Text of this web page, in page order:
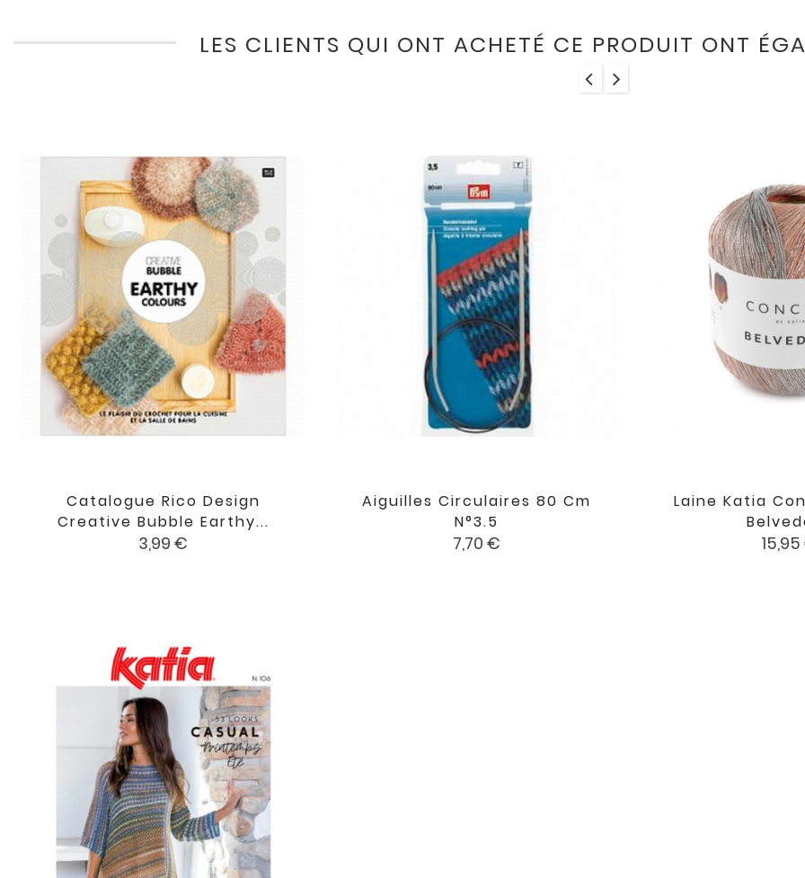
LES CLIENTS QUI ONT ACHETÉ CE PRODUIT ONT
Catalogue Rico Design
Creative Bubble Earthy...
Prix
3,99 €
 favorite
Aiguilles Circulaires 80 Cm
N°3.5
Prix
7,70 €
 favorite
Laine Katia
Prix